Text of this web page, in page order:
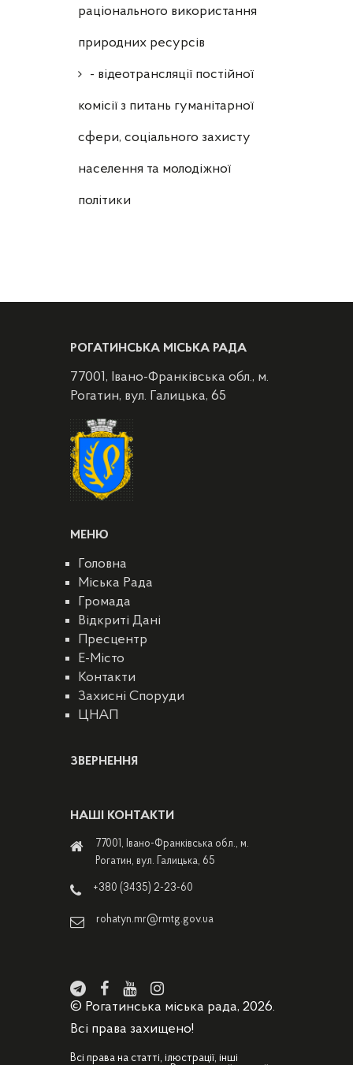
раціонального використання
природних ресурсів
- відеотрансляції постійної
комісії з питань гуманітарної
сфери, соціального захисту
населення та молодіжної
політики
РОГАТИНСЬКА МІСЬКА РАДА
77001, Івано-Франківська обл., м.
Рогатин, вул. Галицька, 65
МЕНЮ
Головна
Міська Рада
Громада
Відкриті Дані
Пресцентр
E-Місто
Контакти
Захисні Споруди
ЦНАП
ЗВЕРНЕННЯ
НАШІ КОНТАКТИ
77001, Івано-Франківська обл., м.
Рогатин, вул. Галицька, 65
+380 (3435) 2-23-60
rohatyn.mr@rmtg.gov.ua
© Рогатинська міська рада, 2026.
Всі права захищено!
Всі права на статті, ілюстрації, інші